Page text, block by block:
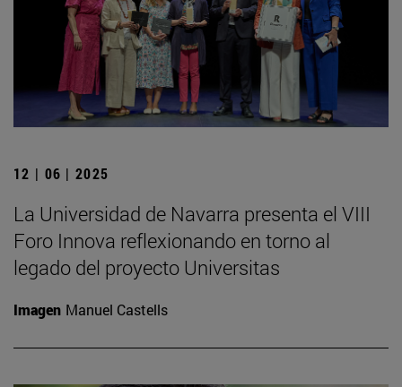
12 | 06 | 2025
La Universidad de Navarra presenta el VIII
Foro Innova reflexionando en torno al
legado del proyecto Universitas
Imagen Manuel Castells